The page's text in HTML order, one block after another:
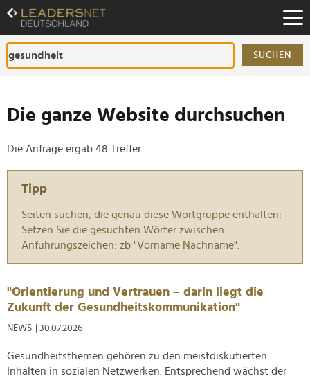
Zum
Inhalt
Zur
Fußzeilen-
Navigation
SUCHEN
Die ganze Website durchsuchen
Die Anfrage ergab 48 Treffer.
Tipp
Seiten suchen, die genau diese Wortgruppe enthalten:
Setzen Sie die gesuchten Wörter zwischen
Anführungszeichen: zb "Vorname Nachname".
"Orientierung und Vertrauen – darin liegt die
Zukunft der Gesundheitskommunikation"
NEWS | 30.07.2026
Gesundheitsthemen gehören zu den meistdiskutierten
Inhalten in sozialen Netzwerken. Entsprechend wächst der